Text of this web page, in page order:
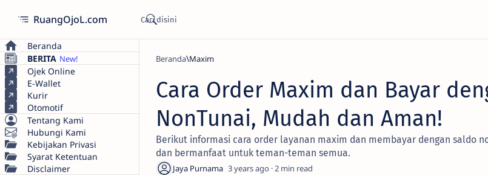
RuangOjoL.com
Beranda
BERITA
Ojek Online
E-Wallet
Kurir
Otomotif
Tentang Kami
Hubungi Kami
Kebijakan Privasi
Syarat Ketentuan
Disclaimer
Beranda Maxim
Cara Order Maxim dan Bayar
NonTunai, Mudah dan Aman!
Berikut informasi cara order layanan maxim dan membayar dengan saldo
dan bermanfaat untuk teman-teman semua.
3 years ago 2